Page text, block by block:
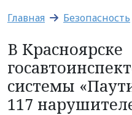
Главная Безопасность
В Красноярске
системы
117